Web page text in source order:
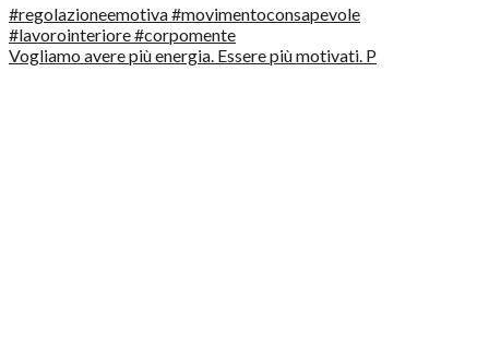
Vogliamo avere più energia. Essere più motivati. P